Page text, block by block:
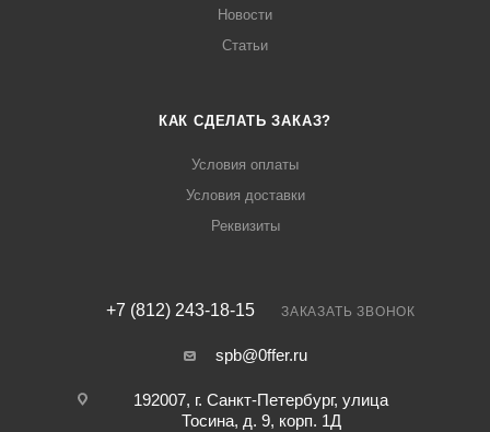
Новости
Статьи
КАК СДЕЛАТЬ ЗАКАЗ?
Условия оплаты
Условия доставки
Реквизиты
+7 (812) 243-18-15 ЗАКАЗАТЬ ЗВОНОК
spb@0ffer.ru
192007, г. Санкт-Петербург, улица
Тосина, д. 9, корп. 1Д